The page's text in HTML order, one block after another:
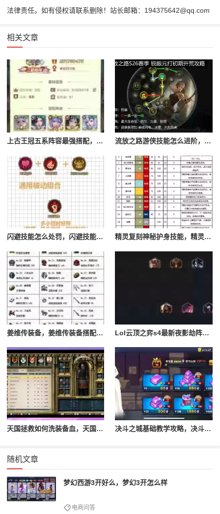
法律责任。如有侵权请联系删除！站长邮箱：194375642@qq.com
相关文章
上古王冠五系阵容最强搭配，上古王冠五星排行 流放之路游侠技能怎么进阶，流放之路游侠技能怎么进阶的
闪避技能怎么处罚，闪避技能怎么处罚队友 精灵复刻神秘护身技能，精灵复刻攻略
姜维传装备，姜维传装备搭配一览表最新 Lol云顶之弈s4最新夜影劫阵容搭配，云顶之奕夜影劫阵容
天国拯救如何洗装备血，天国拯救怎么洗衣服 决斗之城基础教学攻略，决斗之城教学攻略2111
随机文章
梦幻西游3开好么，梦幻3开怎么样
电商问答